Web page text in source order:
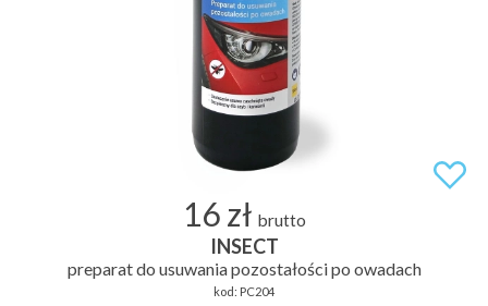
16 zł brutto
INSECT
preparat do usuwania pozostałości po owadach
kod: PC204